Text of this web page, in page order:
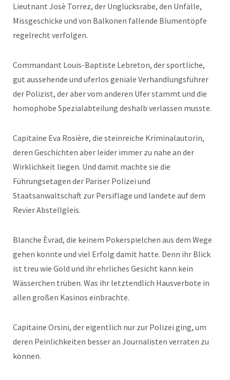
Lieutnant Josè Torrez, der Unglücksrabe, den Unfälle,
Missgeschicke und von Balkonen fallende Blumentöpfe
regelrecht verfolgen.
Commandant Louis-Baptiste Lebreton, der sportliche,
gut aussehende und uferlos geniale Verhandlungsführer
der Polizist, der aber vom anderen Ufer stammt und die
homophobe Spezialabteilung deshalb verlassen musste.
Capitaine Eva Rosière, die steinreiche Kriminalautorin,
deren Geschichten aber leider immer zu nahe an der
Wirklichkeit liegen. Und damit machte sie die
Führungsetagen der Pariser Polizei und
Staatsanwaltschaft zur Persiflage und landete auf dem
Revier Abstellgleis.
Blanche Èvrad, die keinem Pokerspielchen aus dem Wege
gehen konnte und viel Erfolg damit hatte. Denn ihr Blick
ist treu wie Gold und ihr ehrliches Gesicht kann kein
Wässerchen trüben. Was ihr letztendlich Hausverbote in
allen großen Kasinos einbrachte.
Capitaine Orsini, der eigentlich nur zur Polizei ging, um
deren Peinlichkeiten besser an Journalisten verraten zu
können.